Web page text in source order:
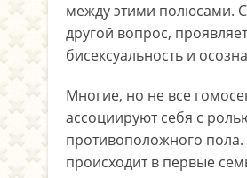
между этими полюсами.
другой вопрос,
бисексуальность и
Многие, но не все
ассоциируют себя с
противоположного
происходит в первые